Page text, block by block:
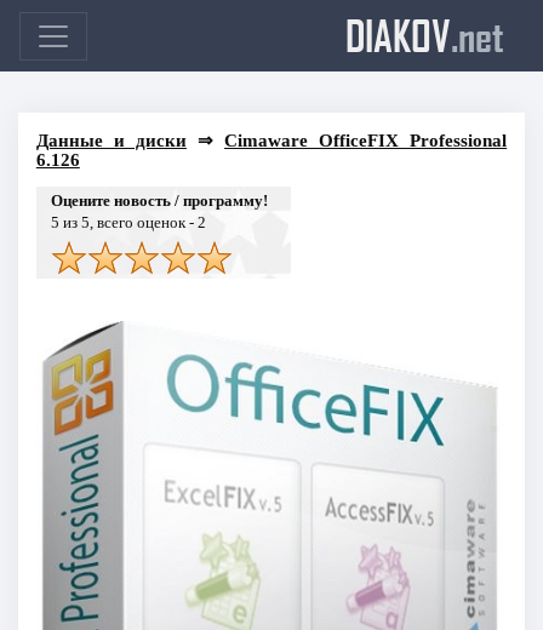
DIAKOV.net
Данные и диски⇒Cimaware OfficeFIX Professional
6.126
Оцените новость / программу!
5 из 5, всего оценок - 2